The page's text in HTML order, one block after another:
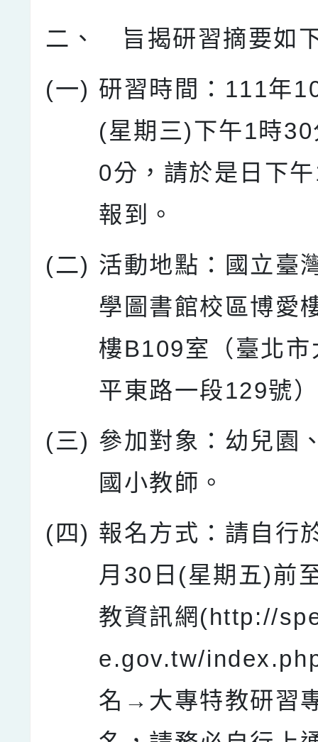
二、
旨揭研習摘要如
(一) 研習時間：111年
(星期三)下午1時
0分，請於是日下
報到。
(二) 活動地點：國立臺
學圖書館校區博愛
樓B109室（臺北市
平東路一段129號
(三) 參加對象：幼兒園
國小教師。
(四) 報名方式：請自行
月30日(星期五)前
教資訊網(http://
e.gov.tw/
名→大專特教研習